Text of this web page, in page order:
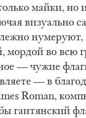
май­ки, но
ви­зу­аль­но
мор­дой во всю
— чу­жие
— в
Roman,
га­и­тян­ский